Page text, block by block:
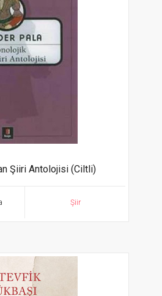
Şiiri Antolojisi (Ciltli)
Şiir